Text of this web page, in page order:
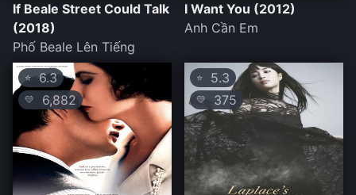
If Beale Street Could Talk
(2018)
Phố Beale Lên Tiếng
I Want You (2012)
Anh Cần Em
⭐6.3
💛 6,882
⭐ 5.3
💛 375